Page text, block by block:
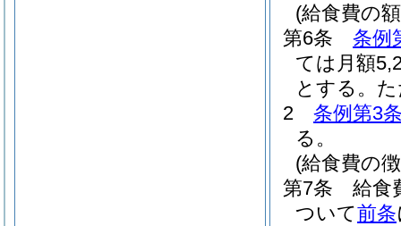
(給食費の
第6条
条例
ては月額
とする。
2
条例第3
る。
(給食費の
第7条
給食
ついて前条